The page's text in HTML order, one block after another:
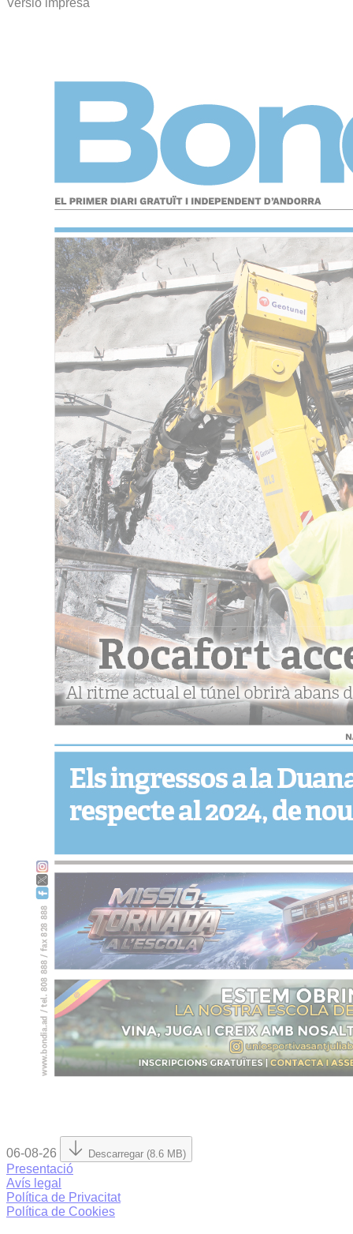
Versió impresa
06-08-26 Descarregar (8.6 MB)
Presentació
Avís legal
Política de Privacitat
Política de Cookies